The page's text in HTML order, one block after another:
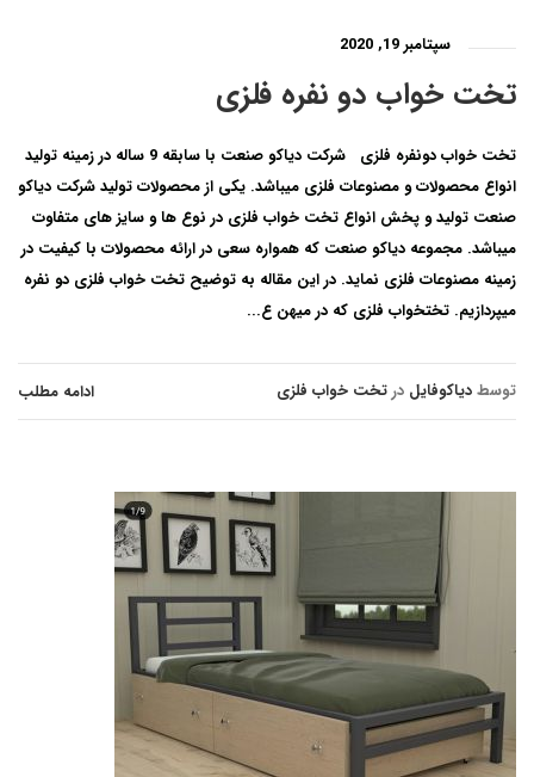
سپتامبر 19, 2020
تخت خواب دو نفره فلزی
تخت خواب دونفره فلزی شرکت دیاکو صنعت با سابقه 9 ساله در زمینه تولید
انواع محصولات و مصنوعات فلزی میباشد. یکی از محصولات تولید شرکت دیاکو
صنعت تولید و پخش انواع تخت خواب فلزی در نوع ها و سایز های متفاوت
میباشد. مجموعه دیاکو صنعت که همواره سعی در ارائه محصولات با کیفیت در
زمینه مصنوعات فلزی نماید. در این مقاله به توضیح تخت خواب فلزی دو نفره
میپردازیم. تختخواب فلزی که در میهن ع...
ادامه مطلب توسطدیاکوفایل درتخت خواب فلزی